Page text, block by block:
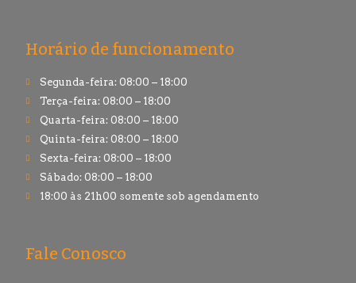
Horário de funcionamento
Segunda-feira: 08:00 – 18:00
Terça-feira: 08:00 – 18:00
Quarta-feira: 08:00 – 18:00
Quinta-feira: 08:00 – 18:00
Sexta-feira: 08:00 – 18:00
Sábado: 08:00 – 18:00
18:00 às 21h00 somente sob agendamento
Fale Conosco